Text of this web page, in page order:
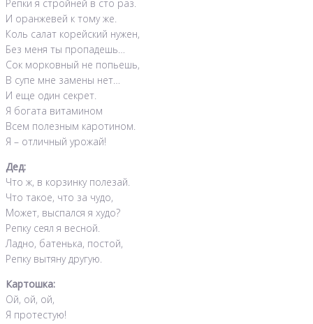
Репки я стройней в сто раз.
И оранжевей к тому же.
Коль салат корейский нужен,
Без меня ты пропадешь…
Сок морковный не попьешь,
В супе мне замены нет…
И еще один секрет.
Я богата витамином
Всем полезным каротином.
Я – отличный урожай!
Дед:
Что ж, в корзинку полезай.
Что такое, что за чудо,
Может, выспался я худо?
Репку сеял я весной.
Ладно, батенька, постой,
Репку вытяну другую.
Картошка:
Ой, ой, ой,
Я протестую!